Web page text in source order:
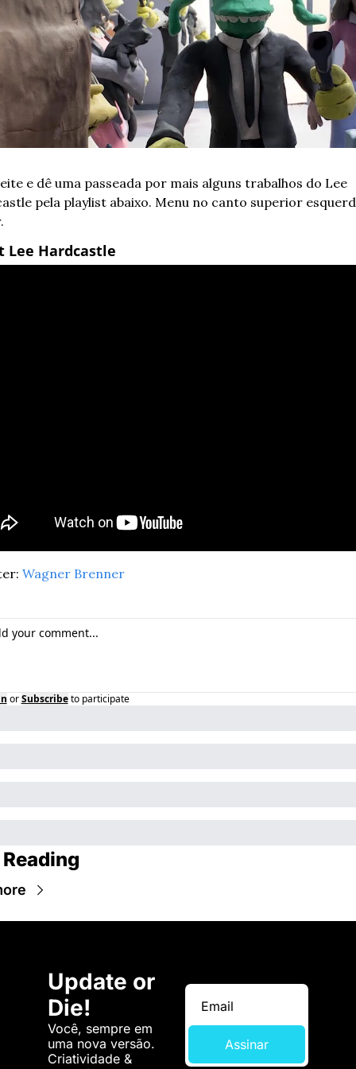
e dê uma passeada por mais alguns trabalhos do Lee
pela playlist abaixo. Menu no canto superior
Lee Hardcastle
Wagner Brenner
or Subscribe to participate
Update or
Die!
Você, sempre em
uma nova versão.
Criatividade &
Assinar